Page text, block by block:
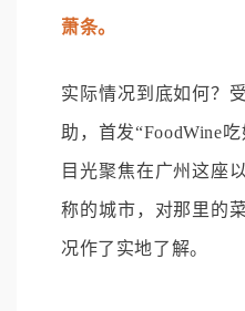
萧条。
实际情况到底如何？
助，首发“FoodWine
目光聚焦在广州这座
称的城市，对那里的
况作了实地了解。